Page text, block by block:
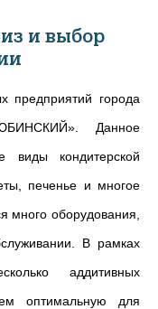
и выбор
предприятий города
. Данное
виды кондитерской
печенье и многое
много оборудования,
В рамках
аддитивных
оптимальную для